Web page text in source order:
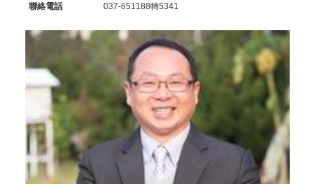
聯絡電話
037-651188轉5341